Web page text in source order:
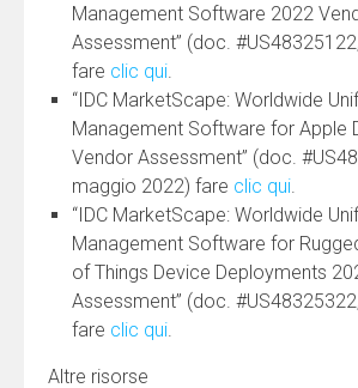
Management Software 2022
Assessment” (doc.
fare clic qui.
“IDC MarketScape: Worldwide
Management Software for Apple
Vendor Assessment” (doc.
maggio 2022) fare clic qui.
“IDC MarketScape: Worldwide
Management Software for
of Things Device Deployments
Assessment” (doc.
fare clic qui.
Altre risorse